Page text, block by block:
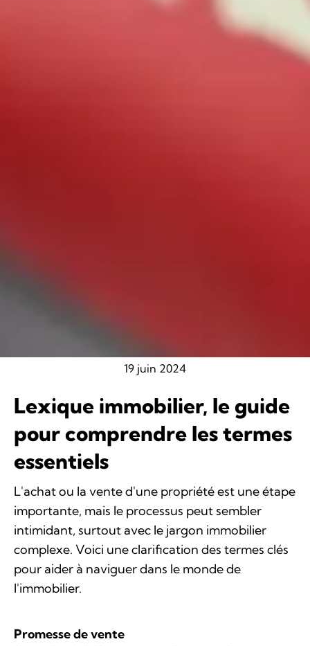
19 juin 2024
Lexique immobilier, le guide
pour comprendre les termes
essentiels
L'achat ou la vente d'une propriété est une étape
importante, mais le processus peut sembler
intimidant, surtout avec le jargon immobilier
complexe. Voici une clarification des termes clés
pour aider à naviguer dans le monde de
l'immobilier.
Promesse de vente